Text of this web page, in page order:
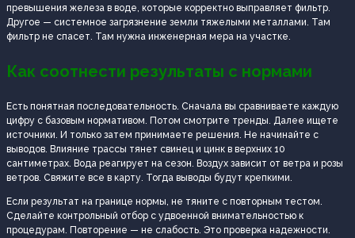
превышения железа в воде, которые корректно выправляет фильтр.
Другое — системное загрязнение земли тяжелыми металлами. Там
фильтр не спасет. Там нужна инженерная мера на участке.
Как соотнести результаты с нормами
Есть понятная последовательность. Сначала вы сравниваете каждую
цифру с базовым нормативом. Потом смотрите тренды. Далее ищете
источники. И только затем принимаете решения. Не начинайте с
выводов. Влияние трассы тянет свинец и цинк в верхних 10
сантиметрах. Вода реагирует на сезон. Воздух зависит от ветра и розы
ветров. Свяжите все в карту. Тогда выводы будут крепкими.
Если результат на границе нормы, не тяните с повторным тестом.
Сделайте контрольный отбор с удвоенной внимательностью к
процедурам. Повторение — не слабость. Это проверка надежности.